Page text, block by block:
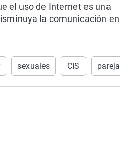
el uso de Internet es una
la comunicación en
sexuales CIS pareja